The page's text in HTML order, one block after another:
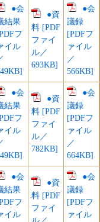
●会
結果
フ
イル
●資
料 [PDF
ファイ
ル／
693KB]
●会
議録
[PDFフ
ァイル
／
566KB]
●会
結果
フ
イル
●資
料 [PDF
ファイ
ル／
782KB]
●会
議録
[PDFフ
ァイル
／
664KB]
●会
結果
フ
イル
●資
料 [PDF
ファイ
●会
議録
[PDFフ
ァイル